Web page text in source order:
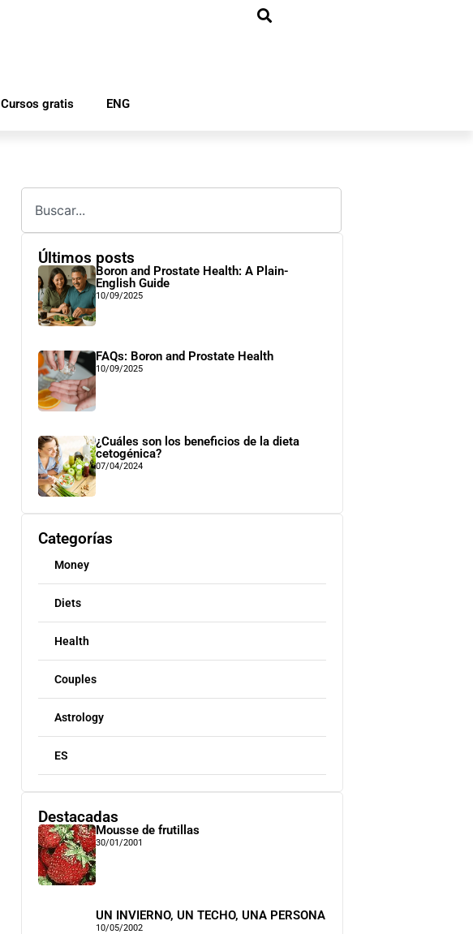
Cursos gratis ENG
Últimos posts
Boron and Prostate Health: A Plain-
English Guide
10/09/2025
FAQs: Boron and Prostate Health
10/09/2025
¿Cuáles son los beneficios de la dieta
cetogénica?
07/04/2024
Categorías
Money
Diets
Health
Couples
Astrology
ES
Destacadas
Mousse de frutillas
30/01/2001
UN INVIERNO, UN TECHO, UNA PERSONA
10/05/2002